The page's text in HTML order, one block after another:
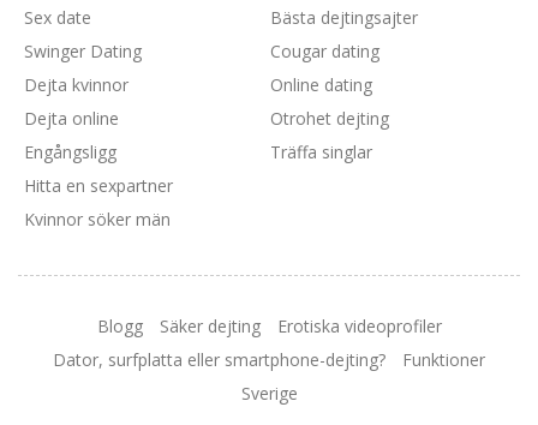
Sex date
Swinger Dating
Bästa dejtingsajter
Cougar dating
Dejta kvinnor
Dejta online
Engångsligg
Hitta en sexpartner
Kvinnor söker män
Online dating
Otrohet dejting
Träffa singlar
Blogg Säker dejting
Erotiska videoprofiler
Dator, surfplatta eller smartphone-dejting?
Funktioner
Sverige